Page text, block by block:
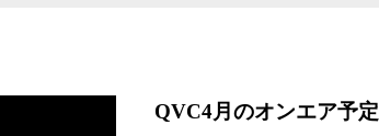
QVC4月のオンエア予定